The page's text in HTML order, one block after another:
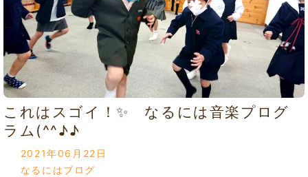
これはスゴイ！✨ なるには音楽プログ
ラム(^^♪♪
2021年06月22日
なるにはブログ